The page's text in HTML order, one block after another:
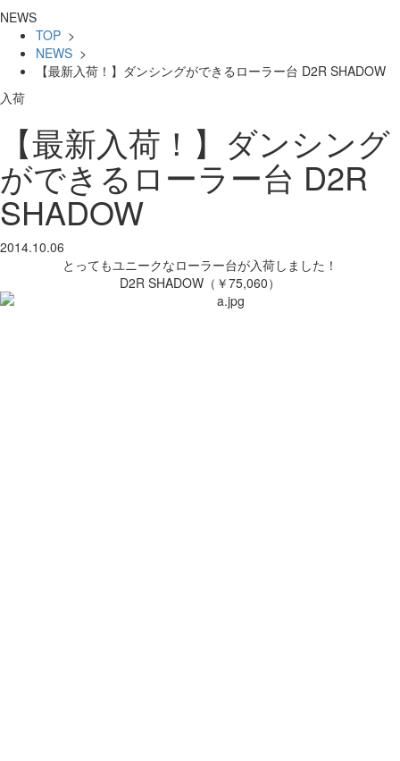
NEWS
TOP >
NEWS >
【最新入荷！】ダンシングができるローラー台 D2R SHADOW
入荷
【最新入荷！】ダンシング
ができるローラー台 D2R
SHADOW
2014.10.06
とってもユニークなローラー台が入荷しました！
D2R SHADOW（￥75,060）